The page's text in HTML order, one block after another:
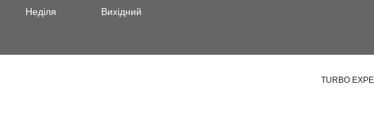
Неділя
Вихідний